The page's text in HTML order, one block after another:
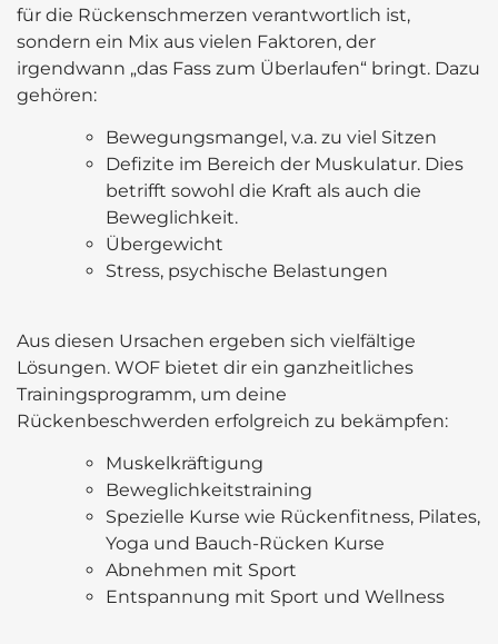
für die Rückenschmerzen verantwortlich ist,
sondern ein Mix aus vielen Faktoren, der
irgendwann „das Fass zum Überlaufen“ bringt. Dazu
gehören:
Bewegungsmangel, v.a. zu viel Sitzen
Defizite im Bereich der Muskulatur. Dies
betrifft sowohl die Kraft als auch die
Beweglichkeit.
Übergewicht
Stress, psychische Belastungen
Aus diesen Ursachen ergeben sich vielfältige
Lösungen. WOF bietet dir ein ganzheitliches
Trainingsprogramm, um deine
Rückenbeschwerden erfolgreich zu bekämpfen:
Muskelkräftigung
Beweglichkeitstraining
Spezielle Kurse wie Rückenfitness, Pilates,
Yoga und Bauch-Rücken Kurse
Abnehmen mit Sport
Entspannung mit Sport und Wellness